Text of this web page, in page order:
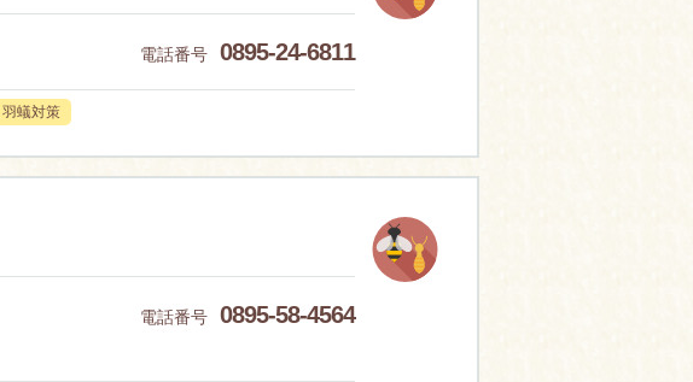
電話番号 0895-24-6811
羽蟻対策
電話番号 0895-58-4564